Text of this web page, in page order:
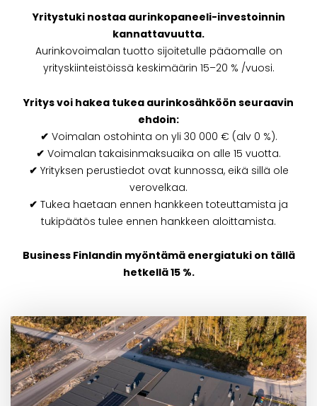
Yritystuki nostaa aurinkopaneeli-investoinnin
kannattavuutta.
Aurinkovoimalan tuotto sijoitetulle pääomalle on
yrityskiinteistöissä keskimäärin 15–20 % /vuosi.
Yritys voi hakea tukea aurinkosähköön seuraavin
ehdoin:
✔ Voimalan ostohinta on yli 30 000 € (alv 0 %).
✔ Voimalan takaisinmaksuaika on alle 15 vuotta.
✔ Yrityksen perustiedot ovat kunnossa, eikä sillä ole
verovelkaa.
✔ Tukea haetaan ennen hankkeen toteuttamista ja
tukipäätös tulee ennen hankkeen aloittamista.
Business Finlandin myöntämä energiatuki on tällä
hetkellä 15 %.